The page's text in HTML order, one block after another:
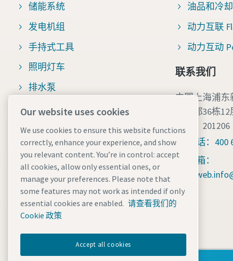
储能系统
发电机组
手持式工具
照明灯车
排水泵
专业移动设备解决方案
制氮机
移动式压缩空气干燥机
制氮机
Z充电器
移动太阳能
油品和冷
动力互联
动力互动
联系我们
中国上海浦东
领之都36栋12
邮编：201206
电话：400
邮箱：
Our website uses cookies
We use cookies to ensure this website functions
correctly, enhance your experience, and show
you relevant content. You’re in control: accept
all cookies, allow only essential ones, or
manage your preferences. Please note that
some features may not work as intended if only
essential cookies are enabled. 请查看我们的
Cookie 政策
Accept all cookies